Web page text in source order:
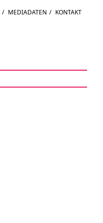
/ MEDIADATEN / KONTAKT